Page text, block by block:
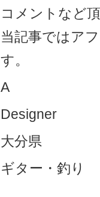
コメントなど
当記事ではア
す。
A
Designer
大分県
ギター・釣り